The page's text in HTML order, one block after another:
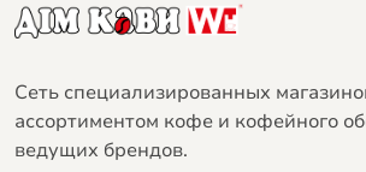
Сеть специализированных
ассортиментом кофе и кофейного
ведущих брендов.